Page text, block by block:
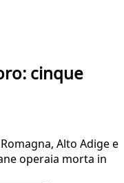
cinque
Alto Adige e
operaia morta in